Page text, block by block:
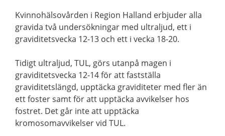
Kvinnohälsovården i Region Halland erbjuder alla
gravida två undersökningar med ultraljud, ett i
graviditetsvecka 12-13 och ett i vecka 18-20.
Tidigt ultraljud, TUL, görs utanpå magen i
graviditetsvecka 12-14 för att fastställa
graviditetslängd, upptäcka graviditeter med fler än
ett foster samt för att upptäcka avvikelser hos
fostret. Det går inte att upptäcka
kromosomavvikelser vid TUL.